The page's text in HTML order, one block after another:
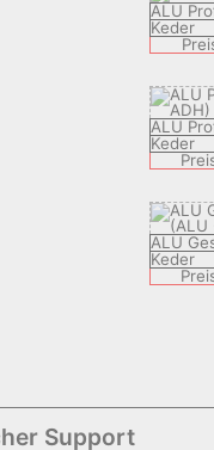
ALU
Keder
ALU
Keder
ALU
Keder
Support